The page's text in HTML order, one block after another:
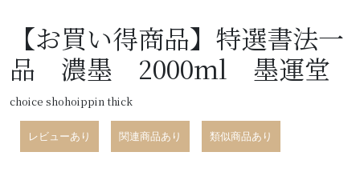
【お買い得商品】特選書法一
品 濃墨 2000ml 墨運堂
choice shohoippin thick
レビューあり 関連商品あり 類似商品あり